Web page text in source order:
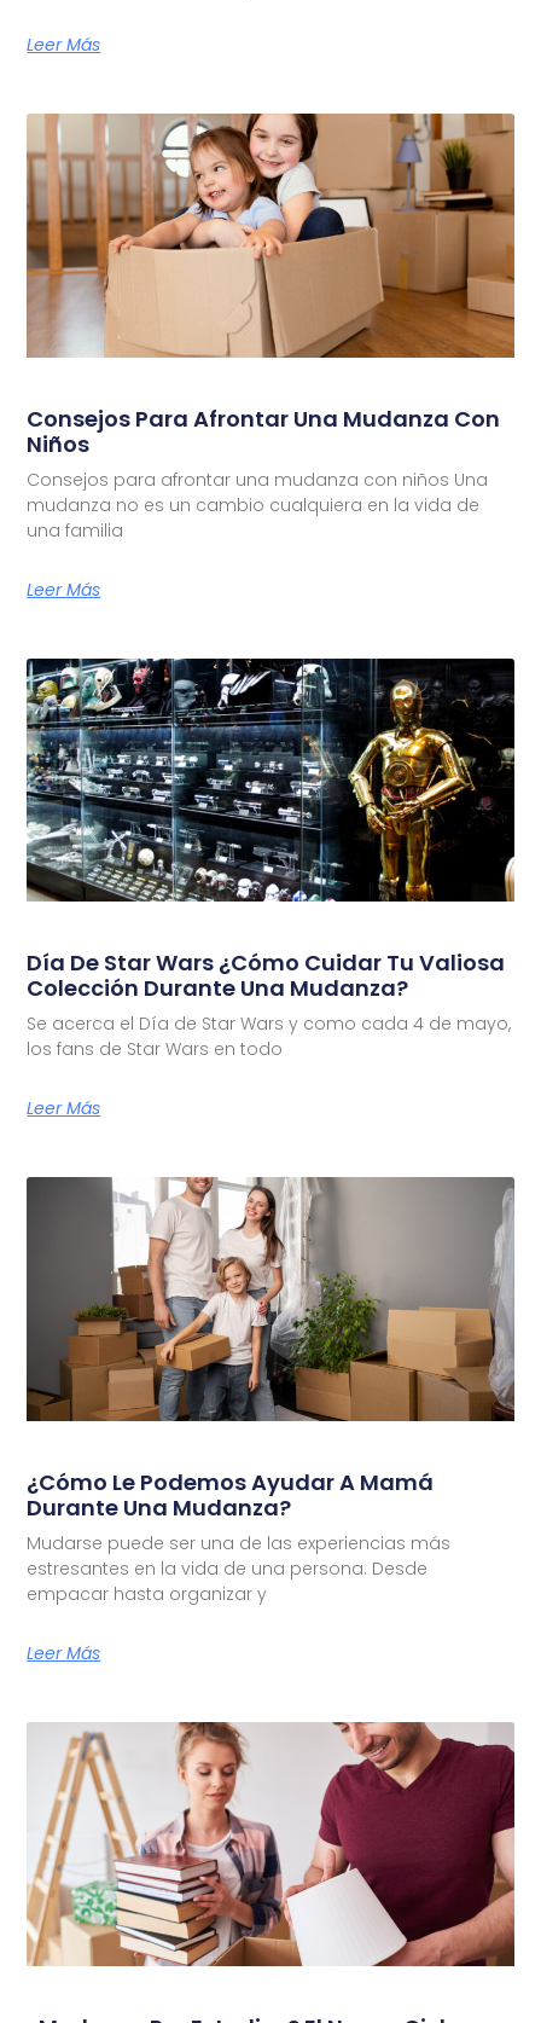
Leer Más
Consejos Para Afrontar Una Mudanza Con
Niños
Consejos para afrontar una mudanza con niños Una
mudanza no es un cambio cualquiera en la vida de
una familia
Leer Más
Día De Star Wars ¿Cómo Cuidar Tu Valiosa
Colección Durante Una Mudanza?
Se acerca el Día de Star Wars y como cada 4 de mayo,
los fans de Star Wars en todo
Leer Más
¿Cómo Le Podemos Ayudar A Mamá
Durante Una Mudanza?
Mudarse puede ser una de las experiencias más
estresantes en la vida de una persona. Desde
empacar hasta organizar y
Leer Más